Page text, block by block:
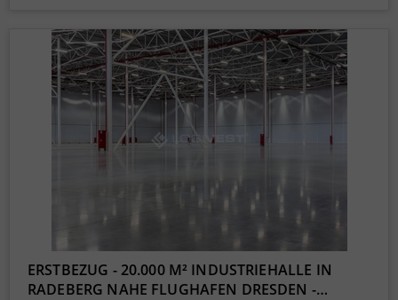
ERSTBEZUG - 20.000 M² INDUSTRIEHALLE IN
RADEBERG NAHE FLUGHAFEN DRESDEN -…